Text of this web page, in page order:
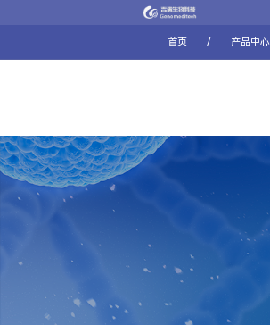
首页 / 产品中心